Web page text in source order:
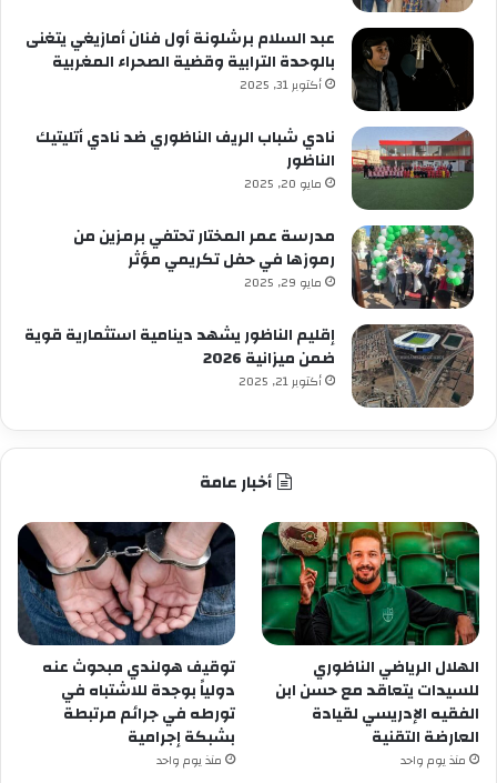
عبد السلام برشلونة أول فنان أمازيغي يتغنى
بالوحدة الترابية وقضية الصحراء المغربية
أكتوبر 31, 2025
نادي شباب الريف الناظوري ضد نادي أتليتيك
الناظور
مايو 20, 2025
مدرسة عمر المختار تحتفي برمزين من
رموزها في حفل تكريمي مؤثر
مايو 29, 2025
إقليم الناظور يشهد دينامية استثمارية قوية
ضمن ميزانية 2026
أكتوبر 21, 2025
أخبار عامة
الهلال الرياضي الناظوري
للسيدات يتعاقد مع حسن ابن
الفقيه الإدريسي لقيادة
العارضة التقنية
منذ يوم واحد
توقيف هولندي مبحوث عنه
دولياً بوجدة للاشتباه في
تورطه في جرائم مرتبطة
بشبكة إجرامية
منذ يوم واحد